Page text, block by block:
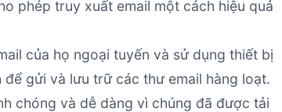
phép truy xuất email một cách hiệu quả
của họ ngoại tuyến và sử dụng thiết bị
gửi và lưu trữ các thư email hàng loạt.
chóng và dễ dàng vì chúng đã được tải